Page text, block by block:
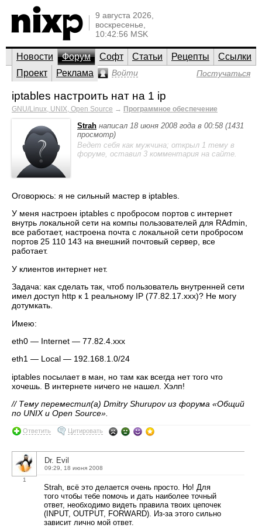
9 августа 2026,
воскресенье,
10:42:56 MSK
Новости Форум Софт Статьи Рецепты
Ссылки
Проект
Реклама Войти Постучаться
iptables настроить нат на 1 ip
GNU/Linux, UNIX, Open Source → Программное обеспечение
Strah написал 18 июня 2008 года в 00:58 (1431
просмотр)
Ведет себя как мужчина; открыл 1 тему в
форуме, оставил 3 комментария на сайте.
Оговорюсь: я не сильный мастер в iptables.
У меня настроен iptables с пробросом портов с интернет
внутрь локальной сети на компы пользователей для RAdmin,
все работает, настроена почта с локальной сети пробросом
портов 25 110 143 на внешний почтовый сервер, все
работает.
У клиентов интернет нет.
Задача: как сделать так, чтоб пользователь внутренней сети
имел доступ http к 1 реальному IP (77.82.17.xxx)? Не могу
дотумкать.
Имею:
eth0 — Internet — 77.82.4.xxx
eth1 — Local — 192.168.1.0/24
iptables посылает в ман, но там как всегда нет того что
хочешь. В интернете ничего не нашел. Хэлп!
// Тему переместил(а) Dmitry Shurupov из форума «Общий
по UNIX и Open Source».
Ответить Цитировать
1
Dr. Evil
09:29, 18 июня 2008
Strah, всё это делается очень просто. Но! Для
того чтобы тебе помочь и дать наиболее точный
ответ, необходимо видеть правила твоих цепочек
(INPUT, OUTPUT, FORWARD). Из-за этого сильно
зависит лично мой ответ.